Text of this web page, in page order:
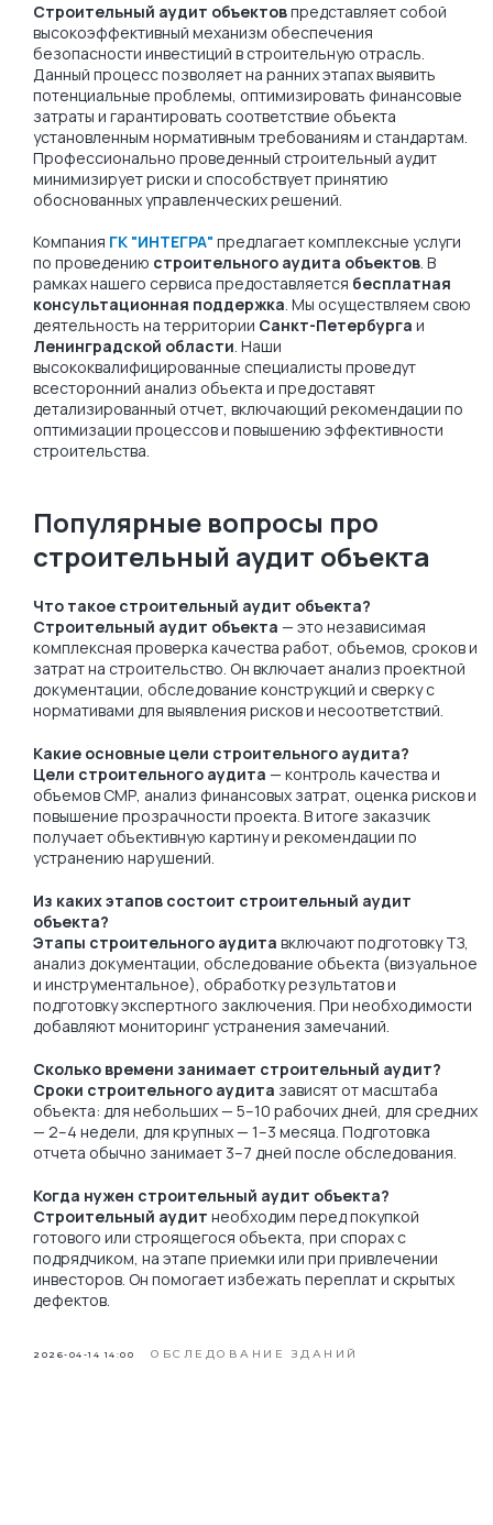
Строительный аудит объектовпредставляет собой
высокоэффективный механизм обеспечения
безопасности инвестиций в строительную отрасль.
Данный процесс позволяет на ранних этапах выявить
потенциальные проблемы, оптимизировать финансовые
затраты и гарантировать соответствие объекта
установленным нормативным требованиям и стандартам.
Профессионально проведенный строительный аудит
минимизирует риски и способствует принятию
обоснованных управленческих решений.
Компания ГК "ИНТЕГРА" предлагает комплексные услуги
по проведению строительного аудита объектов. В
рамках нашего сервиса предоставляется бесплатная
консультационная поддержка. Мы осуществляем свою
деятельность на территории Санкт-Петербурга и
Ленинградской области. Наши
высококвалифицированные специалисты проведут
всесторонний анализ объекта и предоставят
детализированный отчет, включающий рекомендации по
оптимизации процессов и повышению эффективности
строительства.
Популярные вопросы про
строительный аудит объекта
Что такое строительный аудит объекта?
Строительный аудит объекта — это независимая
комплексная проверка качества работ, объемов, сроков и
затрат на строительство. Он включает анализ проектной
документации, обследование конструкций и сверку с
нормативами для выявления рисков и несоответствий.
Какие основные цели строительного аудита?
Цели строительного аудита — контроль качества и
объемов СМР, анализ финансовых затрат, оценка рисков и
повышение прозрачности проекта. В итоге заказчик
получает объективную картину и рекомендации по
устранению нарушений.
Из каких этапов состоит строительный аудит
объекта?
Этапы строительного аудита включают подготовку ТЗ,
анализ документации, обследование объекта (визуальное
и инструментальное), обработку результатов и
подготовку экспертного заключения. При необходимости
добавляют мониторинг устранения замечаний.
Сколько времени занимает строительный аудит?
Сроки строительного аудита зависят от масштаба
объекта: для небольших — 5–10 рабочих дней, для средних
— 2–4 недели, для крупных — 1–3 месяца. Подготовка
отчета обычно занимает 3–7 дней после обследования.
Когда нужен строительный аудит объекта?
Строительный аудит необходим перед покупкой
готового или строящегося объекта, при спорах с
подрядчиком, на этапе приемки или при привлечении
инвесторов. Он помогает избежать переплат и скрытых
дефектов.
2026-04-14 14:00 ОБСЛЕДОВАНИЕ ЗДАНИЙ